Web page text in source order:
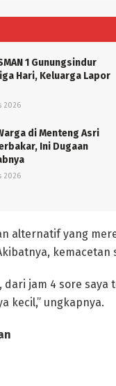
1 Gunungsindur
Hari, Keluarga Lapor
2026
di Menteng Asri
Ini Dugaan
2026
alternatif yang
kemacetan
dari jam 4 sore
kecil,” ungkapnya.